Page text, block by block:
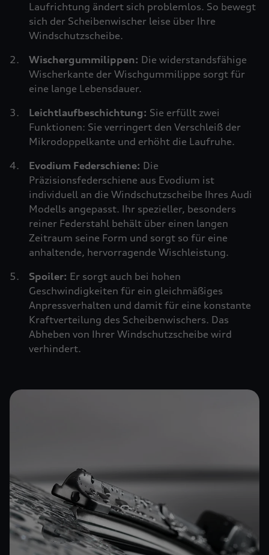
Laufrichtung ändert sich problemlos. So bewegt
sich der Scheibenwischer leise über Ihre
Windschutzscheibe.
Wischergummilippen: Die widerstandsfähige
Wischerkante der Wischgummilippe sorgt für
eine lange Lebensdauer.
Leichtlaufbeschichtung: Sie erfüllt zwei
Funktionen: Sie verringert den Verschleiß der
Mikrodoppelkante und erhöht die Laufruhe.
Evodium Federschiene: Die
Präzisionsfederschiene aus Evodium ist
individuell an die Windschutzscheibe Ihres Audi
Modells angepasst. Ihr spezieller, besonders
reiner Federstahl behält über einen langen
Zeitraum seine Form und sorgt so für eine
anhaltende, hervorragende Wischleistung.
Spoiler: Er sorgt auch bei hohen
Geschwindigkeiten für ein gleichmäßiges
Anpressverhalten und damit für eine konstante
Kraftverteilung des Scheibenwischers. Das
Abheben von Ihrer Windschutzscheibe wird
verhindert.